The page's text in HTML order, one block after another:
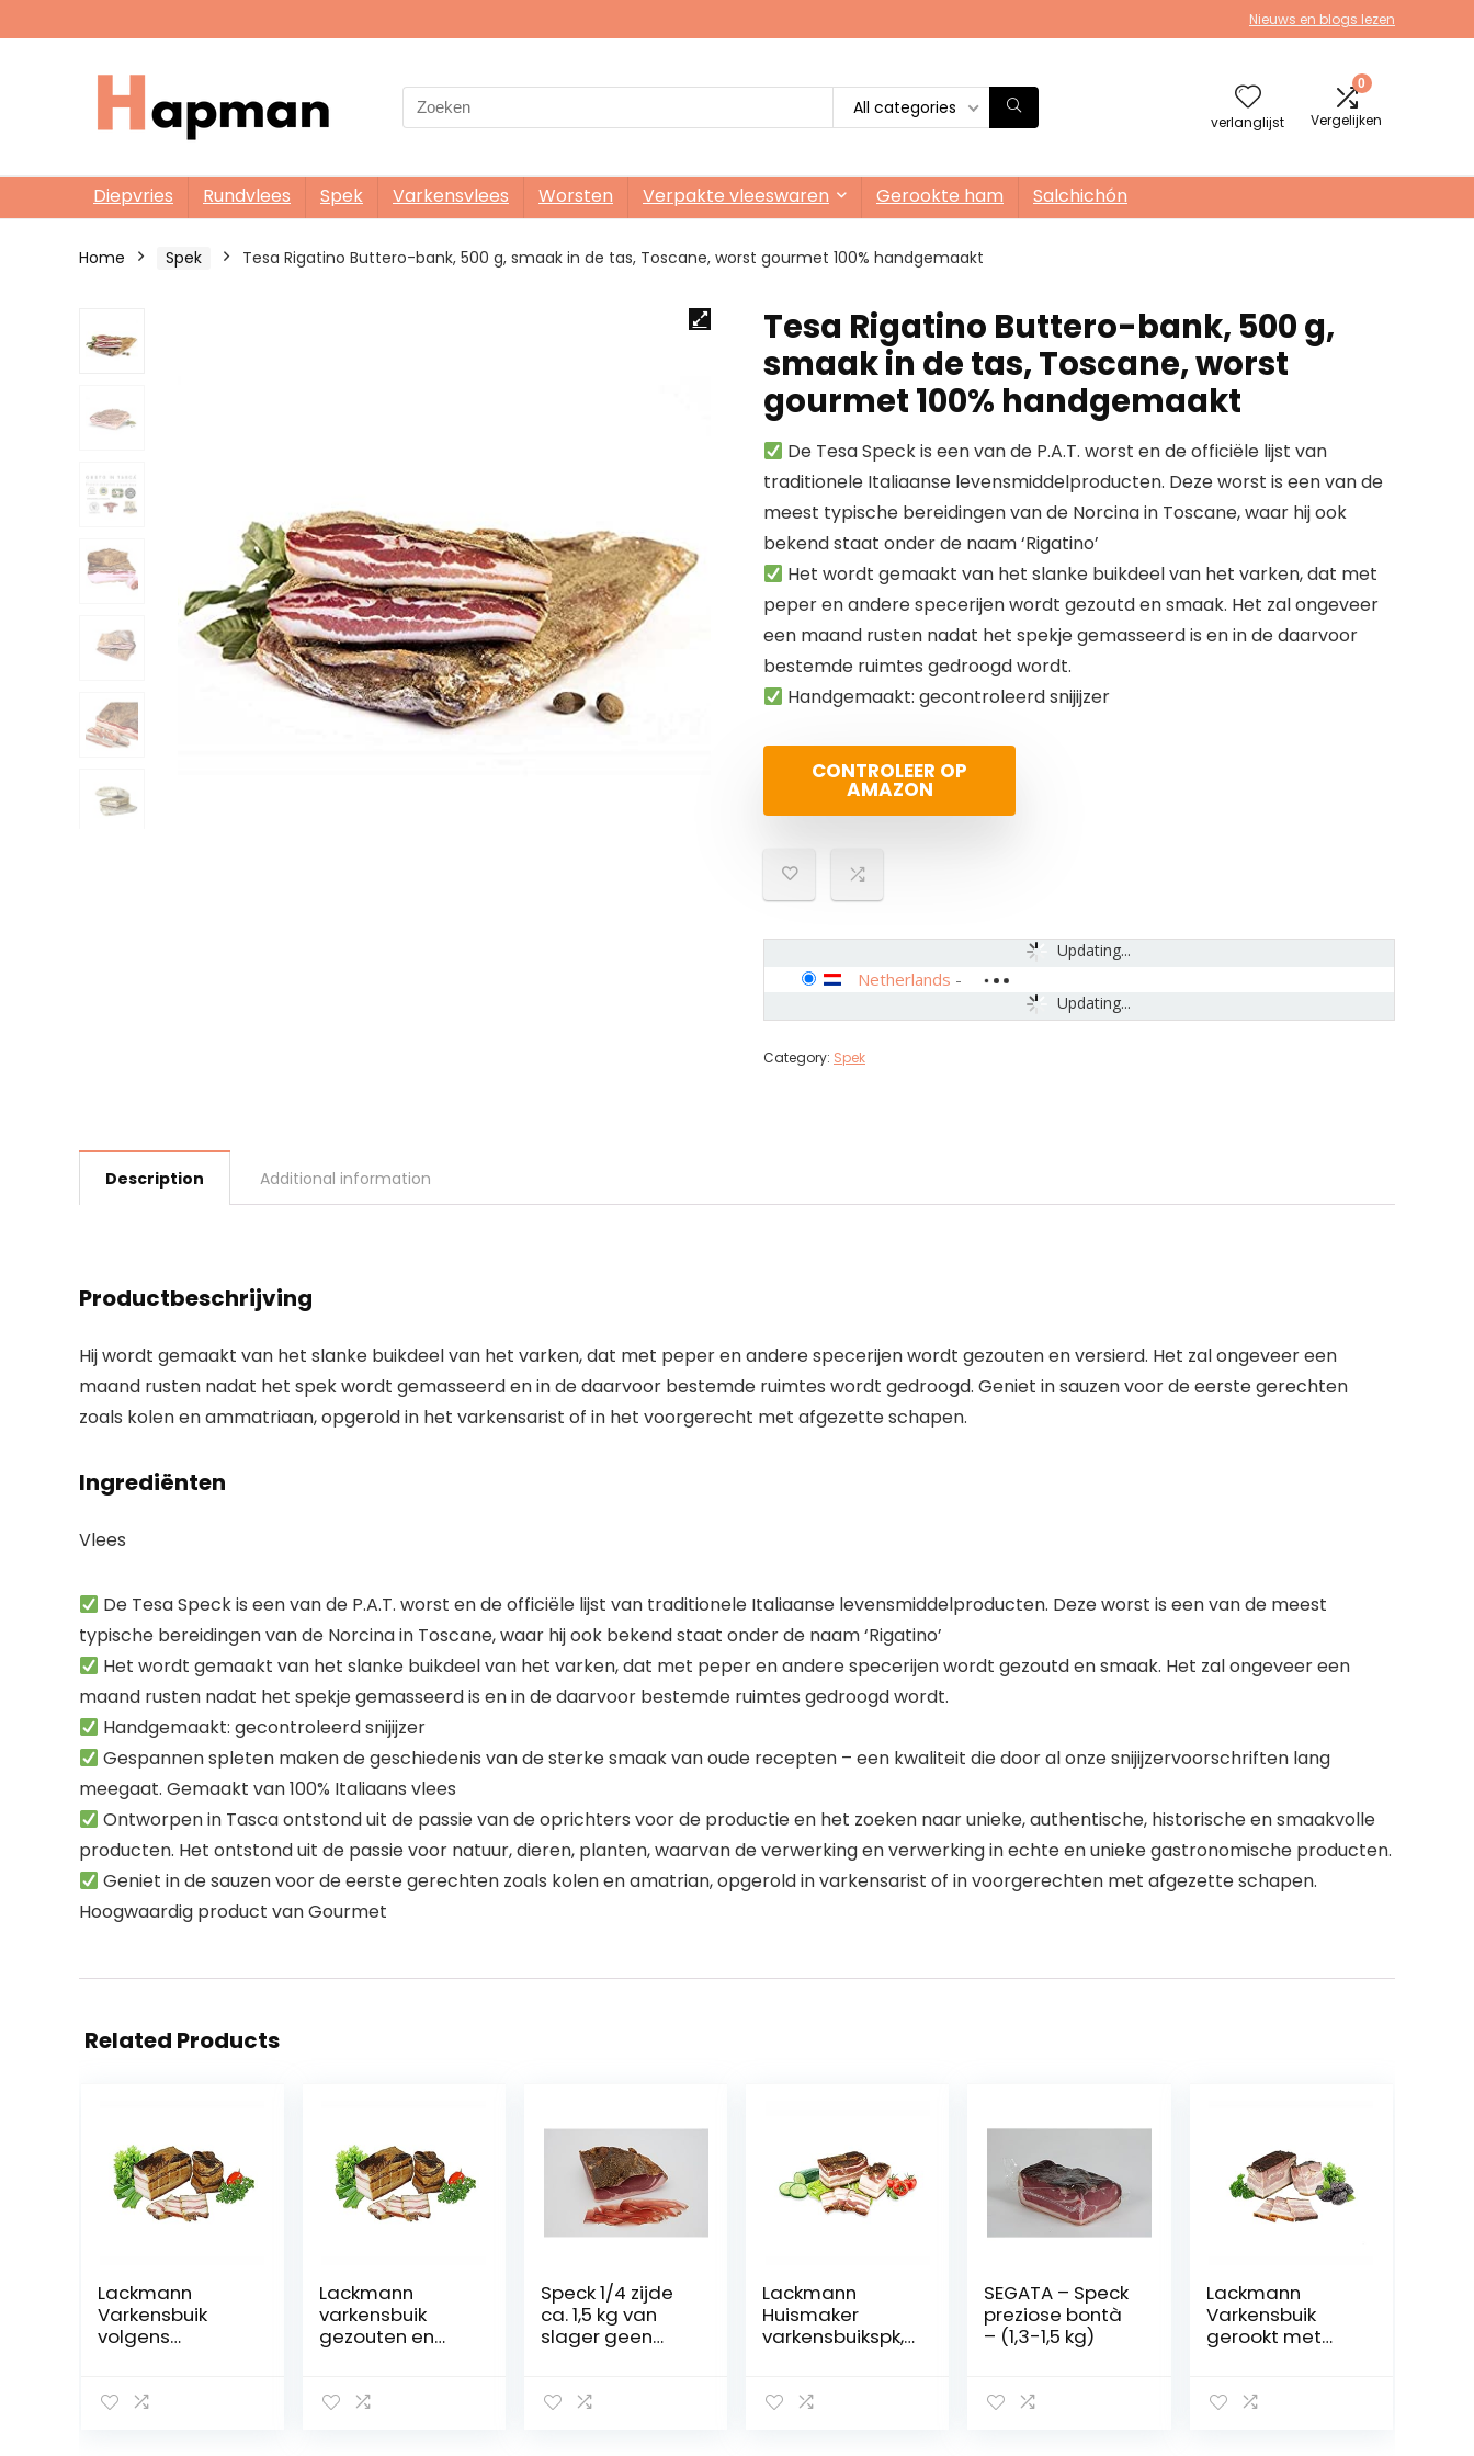
Nieuws en blogs lezen
Search
for:
All categories
verlanglijst
0
Vergelijken
Diepvries Rundvlees Spek Varkensvlees Worsten Verpakte vleeswaren Gerookte ham Salchichón
Home Spek Tesa Rigatino Buttero-bank, 500 g, smaak in de tas, Toscane, worst gourmet 100% handgemaakt
Tesa Rigatino Buttero-bank, 500 g,
smaak in de tas, Toscane, worst
gourmet 100% handgemaakt
De Tesa Speck is een van de P.A.T. worst en de officiële lijst van
traditionele Italiaanse levensmiddelproducten. Deze worst is een van de
meest typische bereidingen van de Norcina in Toscane, waar hij ook
bekend staat onder de naam ‘Rigatino’
Het wordt gemaakt van het slanke buikdeel van het varken, dat met
peper en andere specerijen wordt gezoutd en smaak. Het zal ongeveer
een maand rusten nadat het spekje gemasseerd is en in de daarvoor
bestemde ruimtes gedroogd wordt.
Handgemaakt: gecontroleerd snijijzer
CONTROLEER OP
AMAZON
Updating...
Updating...
Netherlands -
Category: Spek
Description Additional information
Productbeschrijving
Hij wordt gemaakt van het slanke buikdeel van het varken, dat met peper en andere specerijen wordt gezouten en versierd. Het zal ongeveer een
maand rusten nadat het spek wordt gemasseerd en in de daarvoor bestemde ruimtes wordt gedroogd. Geniet in sauzen voor de eerste gerechten
zoals kolen en ammatriaan, opgerold in het varkensarist of in het voorgerecht met afgezette schapen.
Ingrediënten
Vlees
De Tesa Speck is een van de P.A.T. worst en de officiële lijst van traditionele Italiaanse levensmiddelproducten. Deze worst is een van de meest
typische bereidingen van de Norcina in Toscane, waar hij ook bekend staat onder de naam ‘Rigatino’
Het wordt gemaakt van het slanke buikdeel van het varken, dat met peper en andere specerijen wordt gezoutd en smaak. Het zal ongeveer een
maand rusten nadat het spekje gemasseerd is en in de daarvoor bestemde ruimtes gedroogd wordt.
Handgemaakt: gecontroleerd snijijzer
Gespannen spleten maken de geschiedenis van de sterke smaak van oude recepten – een kwaliteit die door al onze snijijzervoorschriften lang
meegaat. Gemaakt van 100% Italiaans vlees
Ontworpen in Tasca ontstond uit de passie van de oprichters voor de productie en het zoeken naar unieke, authentische, historische en smaakvolle
producten. Het ontstond uit de passie voor natuur, dieren, planten, waarvan de verwerking en verwerking in echte en unieke gastronomische producten.
Geniet in de sauzen voor de eerste gerechten zoals kolen en amatrian, opgerold in varkensarist of in voorgerechten met afgezette schapen.
Hoogwaardig product van Gourmet
Related Products
Lackmann
Varkensbuik
volgens
270 g
Lackmann
varkensbuik
gezouten en
Speck 1/4 zijde
ca. 1,5 kg van
slager geen
Lackmann
Huismaker
varkensbuikspk,
SEGATA – Speck
preziose bontà
– (1,3-1,5 kg)
Lackmann
Varkensbuik
gerookt met